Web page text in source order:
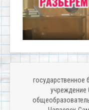
учреждение